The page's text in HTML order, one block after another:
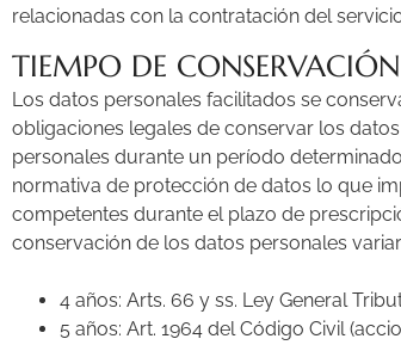
relacionadas con la contratación del
TIEMPO DE
Los datos personales facilitados se
obligaciones legales de conservar los
personales durante un período
normativa de protección de datos lo que
competentes durante el plazo de
conservación de los datos personales
4 años: Arts. 66 y ss. Ley General
5 años: Art. 1964 del Código Civil